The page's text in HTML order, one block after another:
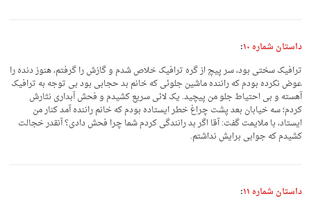
داستان شماره ۱۰
:
ترافیک سختی بود، سر پیچ از گره ترافیک خلاص شدم و گازش را گرفتم، هنوز دنده را
عوض نکرده بودم که راننده ماشین جلوئی که خانم بد حجابی بود بی توجه به ترافیک
آهسته و بی احتیاط جلو من پیچید. یک لائی سریع کشیدم و فحش آبداری نثارش
کردم؛ سه خیابان بعد پشت چراغ خطر ایستاده بودم که خانم راننده آمد کنار من
ایستاد، با ملایمت گفت: آقا اگر بد رانندگی کردم شما چرا فحش دادی؟ آنقدر خجالت
کشیدم که جوابی برایش نداشتم.
داستان شماره ۱۱
: